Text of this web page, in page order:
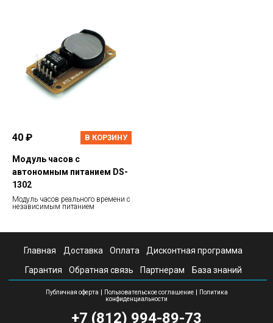
40 ₽ В КОРЗИНУ
Модуль часов с
автономным питанием DS-
1302
Модуль часов реального времени с
независимым питанием
Главная Доставка Оплата Дисконтная программа
Гарантия Обратная связь Партнерам База знаний
Публичная оферта | Пользовательское соглашение| Политика
конфиденциальности
+7 (812) 994-89-73